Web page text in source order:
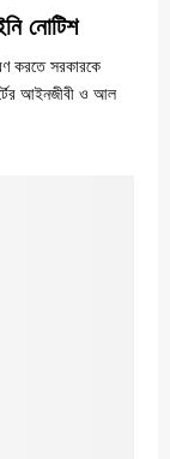
নোটিশ
করতে সরকারকে
আইনজীবী ও আল